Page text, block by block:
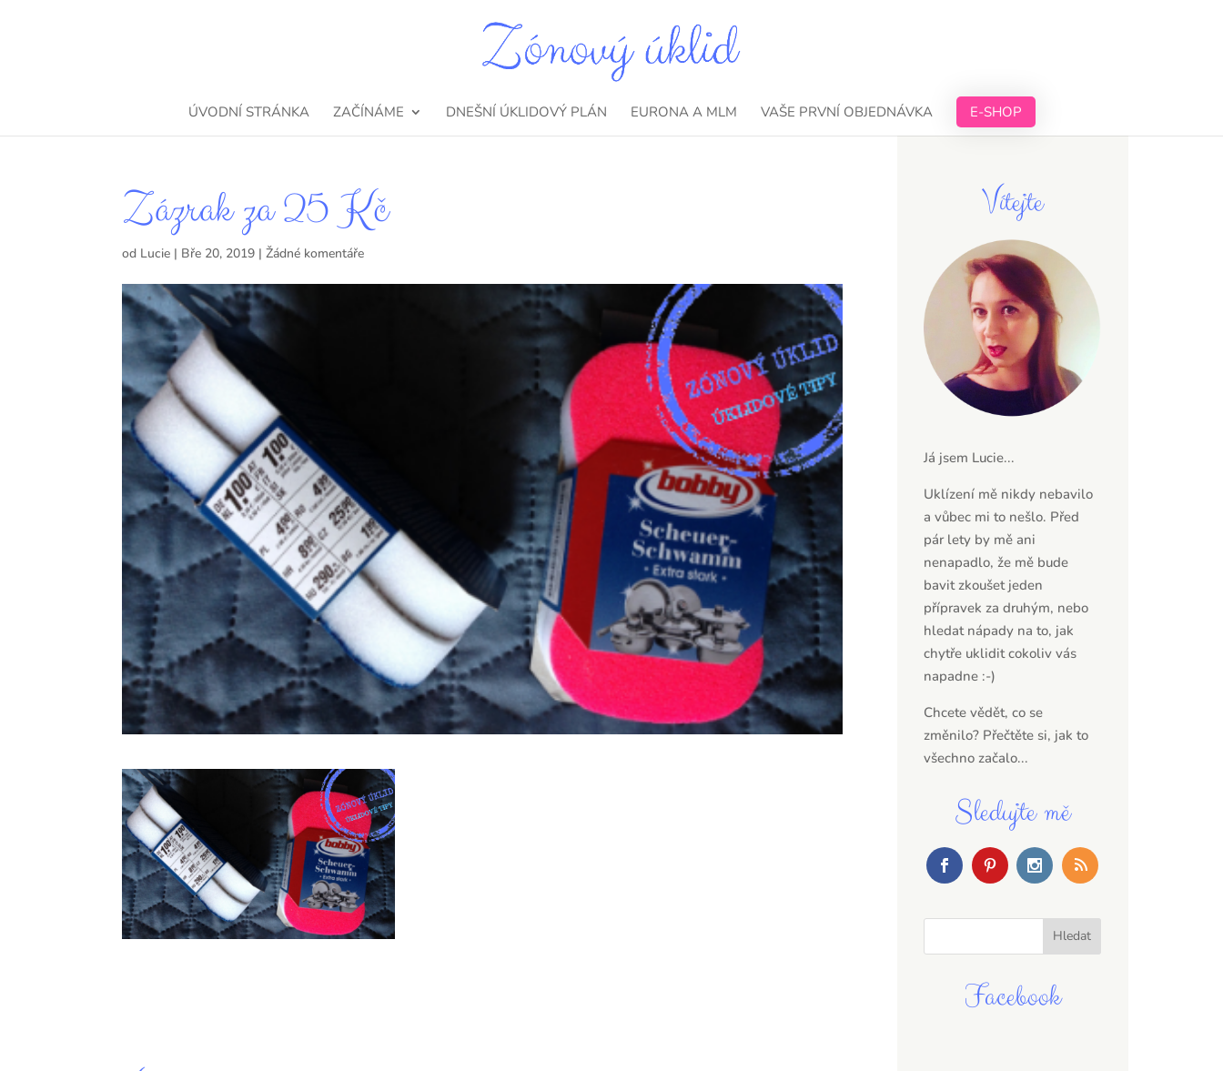
ÚVODNÍ STRÁNKA ZAČÍNÁME DNEŠNÍ ÚKLIDOVÝ PLÁN EURONA A MLM VAŠE PRVNÍ OBJEDNÁVKA E-SHOP
Zázrak za 25 Kč
od Lucie | Bře 20, 2019 |Žádné komentáře
Vítejte
Já jsem Lucie...
Uklízení mě nikdy nebavilo
a vůbec mi to nešlo. Před
pár lety by mě ani
nenapadlo, že mě bude
bavit zkoušet jeden
přípravek za druhým, nebo
hledat nápady na to, jak
chytře uklidit cokoliv vás
napadne :-)
Chcete vědět, co se
změnilo? Přečtěte si, jak to
všechno začalo...
Sledujte mě
Facebook